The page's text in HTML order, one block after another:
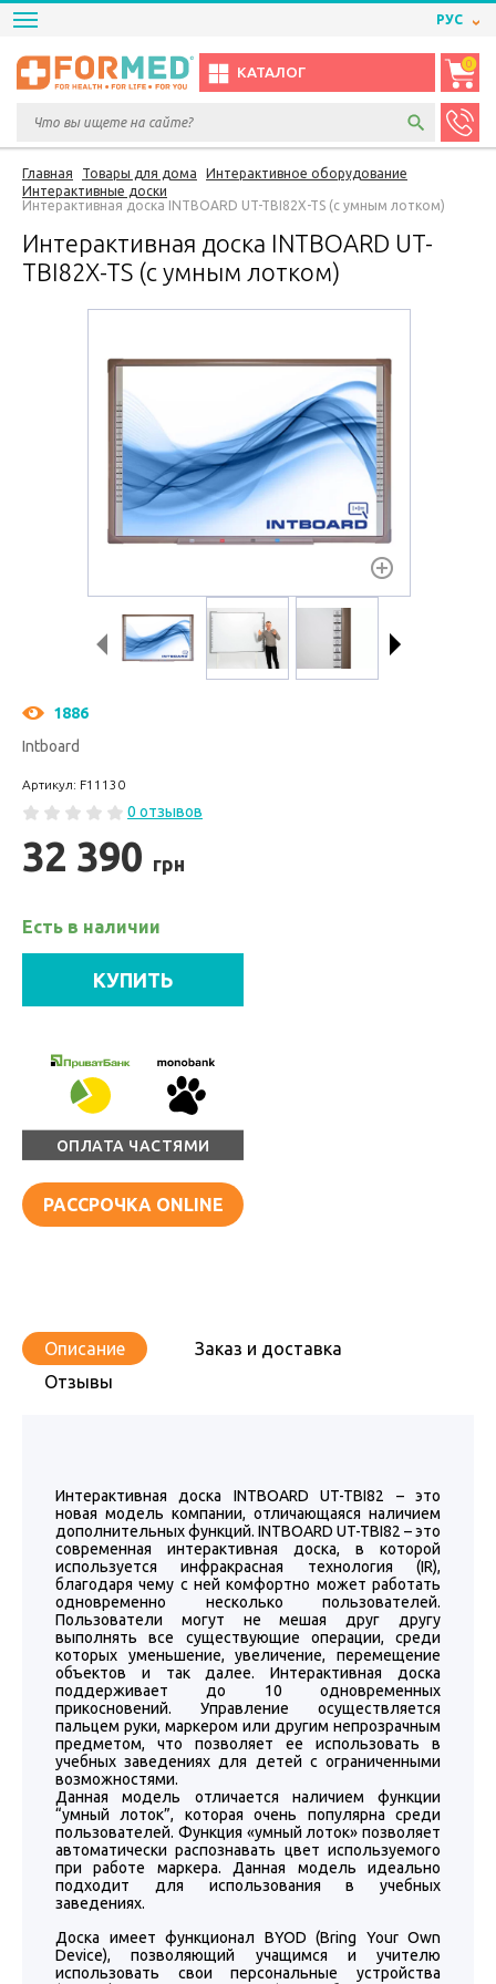
РУС
КАТАЛОГ
0
Главная Товары для дома
Интерактивное оборудование
Интерактивные доски
Интерактивная доска INTBOARD UT-TBI82X-TS (с умным лотком)
Интерактивная доска INTBOARD UT-
TBI82X-TS (с умным лотком)
1886
Intboard
Артикул: F11130
0 отзывов
32 390 грн
Есть в наличии
КУПИТЬ
ОПЛАТА ЧАСТЯМИ
РАССРОЧКА ONLINE
Описание
Заказ и доставка
Отзывы
Интерактивная доска INTBOARD UT-TBI82 – это
новая модель компании, отличающаяся наличием
дополнительных функций. INTBOARD UT-TBI82 – это
современная интерактивная доска, в которой
используется инфракрасная технология (IR),
благодаря чему с ней комфортно может работать
одновременно несколько пользователей.
Пользователи могут не мешая друг другу
выполнять все существующие операции, среди
которых уменьшение, увеличение, перемещение
объектов и так далее. Интерактивная доска
поддерживает до 10 одновременных
прикосновений. Управление осуществляется
пальцем руки, маркером или другим непрозрачным
предметом, что позволяет ее использовать в
учебных заведениях для детей с ограниченными
возможностями.
Данная модель отличается наличием функции
“умный лоток”, которая очень популярна среди
пользователей. Функция «умный лоток» позволяет
автоматически распознавать цвет используемого
при работе маркера. Данная модель идеально
подходит для использования в учебных
заведениях.
Доска имеет функционал BYOD (Bring Your Own
Device), позволяющий учащимся и учителю
использовать свои персональные устройства